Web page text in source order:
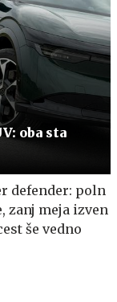
oba sta
defender: poln
zanj meja izven
še vedno